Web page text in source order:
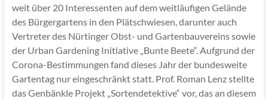
weit über 20 Interessenten auf dem weitläufigen Gelände
des Bürgergartens in den Plätschwiesen, darunter auch
Vertreter des Nürtinger Obst- und Gartenbauvereins sowie
der Urban Gardening Initiative „Bunte Beete“. Aufgrund der
Corona-Bestimmungen fand dieses Jahr der bundesweite
Gartentag nur eingeschränkt statt. Prof. Roman Lenz stellte
das Genbänkle Projekt „Sortendetektive“ vor, das an diesem